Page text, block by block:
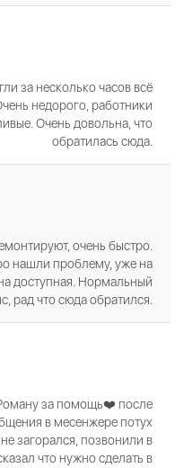
за несколько часов всё
недорого, работники
Очень довольна, что
обратилась сюда.
очень быстро.
нашли проблему, уже на
доступная. Нормальный
рад что сюда обратился.
за помощь❤️ после
в месенжере потух
загорался, позвонили в
что нужно сделать в